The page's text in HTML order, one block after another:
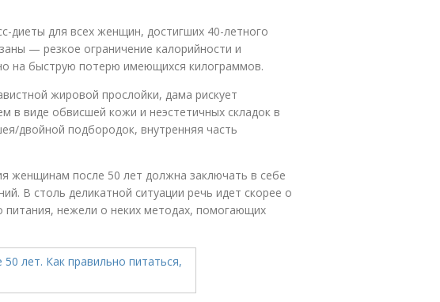
диеты для всех женщин, достигших 40-летного
— резкое ограничение калорийности и
на быструю потерю имеющихся килограммов.
жировой прослойки, дама рискует
в виде обвисшей кожи и неэстетичных складок в
двойной подбородок, внутренняя часть
женщинам после 50 лет должна заключать в себе
В столь деликатной ситуации речь идет скорее о
питания, нежели о неких методах, помогающих